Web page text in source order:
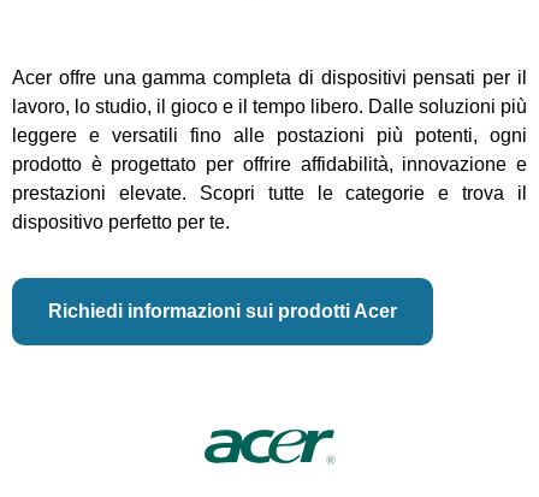
Acer offre una gamma completa di dispositivi pensati per il
lavoro, lo studio, il gioco e il tempo libero. Dalle soluzioni più
leggere e versatili fino alle postazioni più potenti, ogni
prodotto è progettato per offrire affidabilità, innovazione e
prestazioni elevate. Scopri tutte le categorie e trova il
dispositivo perfetto per te.
Richiedi informazioni sui prodotti Acer